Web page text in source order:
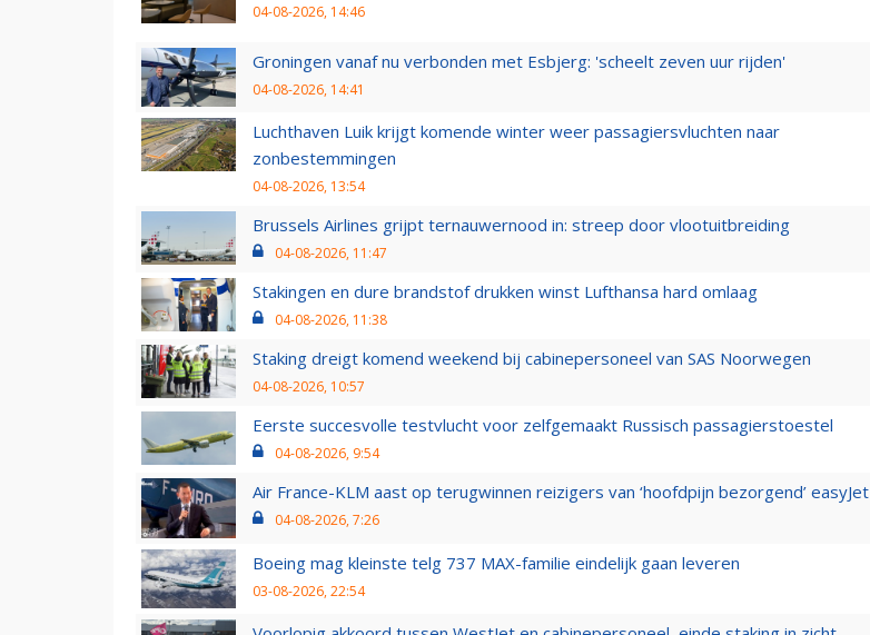
04-08-2026, 14:46
Groningen vanaf nu verbonden met Esbjerg: 'scheelt zeven uur rijden'
04-08-2026, 14:41
Luchthaven Luik krijgt komende winter weer passagiersvluchten naar
zonbestemmingen
04-08-2026, 13:54
Brussels Airlines grijpt ternauwernood in: streep door vlootuitbreiding
04-08-2026, 11:47
Stakingen en dure brandstof drukken winst Lufthansa hard omlaag
04-08-2026, 11:38
Staking dreigt komend weekend bij cabinepersoneel van SAS Noorwegen
04-08-2026, 10:57
Eerste succesvolle testvlucht voor zelfgemaakt Russisch passagierstoestel
04-08-2026, 9:54
Air France-KLM aast op terugwinnen reizigers van ‘hoofdpijn bezorgend’ easyJet
04-08-2026, 7:26
Boeing mag kleinste telg 737 MAX-familie eindelijk gaan leveren
03-08-2026, 22:54